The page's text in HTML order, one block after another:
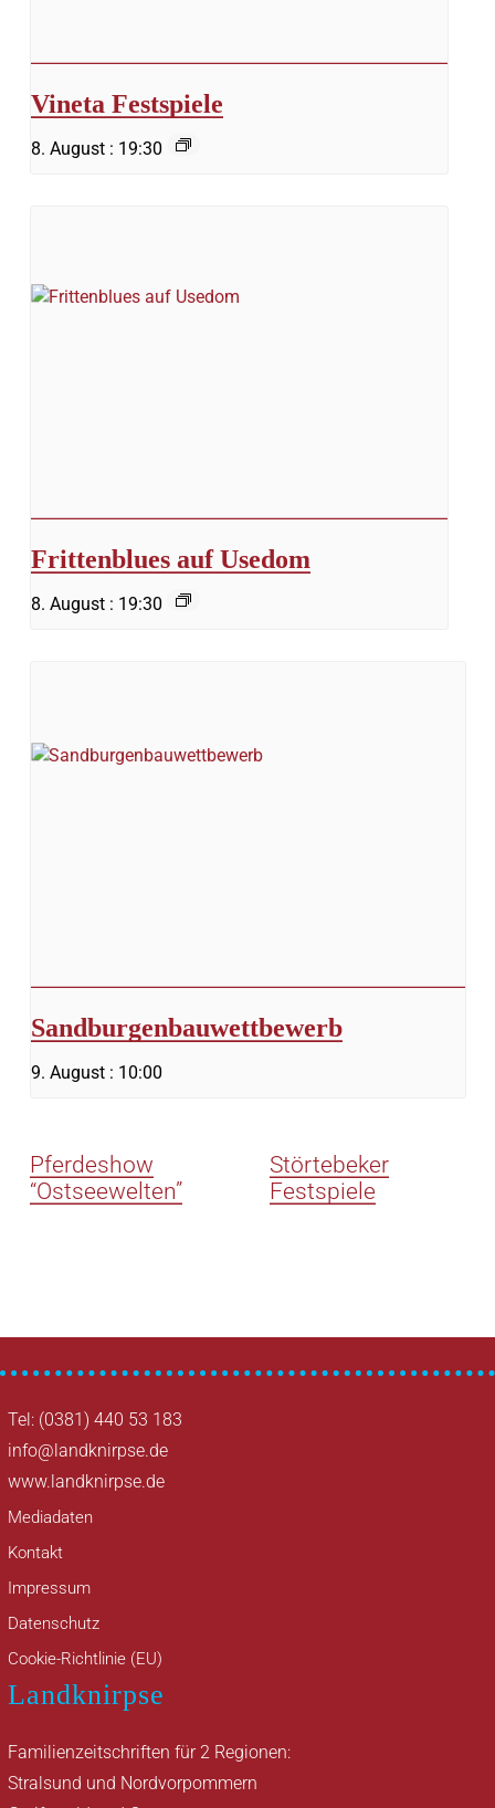
Vineta Festspiele
8. August : 19:30
Frittenblues auf Usedom
8. August : 19:30
Sandburgenbauwettbewerb
9. August : 10:00
Pferdeshow
“Ostseewelten”
Störtebeker
Festspiele
Tel: (0381) 440 53 183
info@landknirpse.de
www.landknirpse.de
Mediadaten
Kontakt
Impressum
Datenschutz
Cookie-Richtlinie (EU)
Landknirpse
Familienzeitschriften für 2 Regionen:
Stralsund und Nordvorpommern